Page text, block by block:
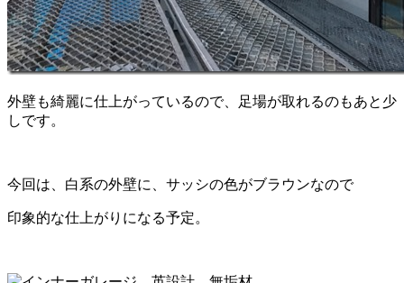
外壁も綺麗に仕上がっているので、足場が取れるのもあと少
しです。
今回は、白系の外壁に、サッシの色がブラウンなので
印象的な仕上がりになる予定。